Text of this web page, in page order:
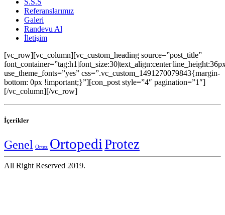
S.S.S
Referanslarımız
Galeri
Randevu Al
İletişim
[vc_row][vc_column][vc_custom_heading source=”post_title”
use_theme_fonts=”yes” css=”.vc_custom_1491270079843{margin-
bottom: 0px !important;}”][con_post style=”4″ pagination=”1″]
[/vc_column][/vc_row]
İçerikler
Genel Ortez Ortopedi Protez
All Right Reserved 2019.